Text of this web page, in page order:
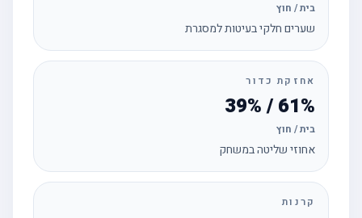
בית / חוץ
שערים חלקי בעיטות למסגרת
אחזקת כדור
61% / 39%
בית / חוץ
אחוזי שליטה במשחק
קרנות